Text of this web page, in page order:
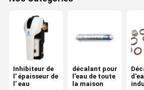
Inhibiteur de
l' épaisseur de
l' eau
décalant pour
l'eau de toute
la maison